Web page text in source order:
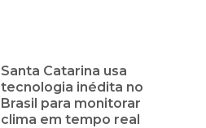
Santa Catarina usa
tecnologia inédita no
Brasil para monitorar
clima em tempo real